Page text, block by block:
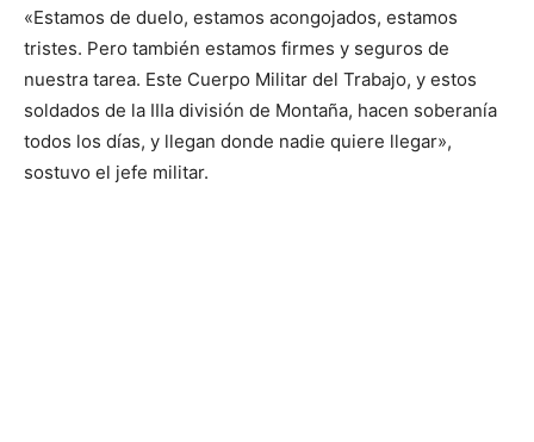
«Estamos de duelo, estamos acongojados, estamos
tristes. Pero también estamos firmes y seguros de
nuestra tarea. Este Cuerpo Militar del Trabajo, y estos
soldados de la IIIa división de Montaña, hacen soberanía
todos los días, y llegan donde nadie quiere llegar»,
sostuvo el jefe militar.